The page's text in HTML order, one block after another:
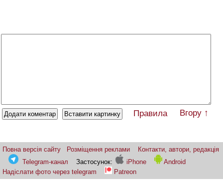
Правила Вгору ↑
Повна версія сайту Розміщення реклами
Контакти, автори, редакція
Telegram-канал
Застосунок: iPhone
Android
Надіслати фото через telegram
Patreon